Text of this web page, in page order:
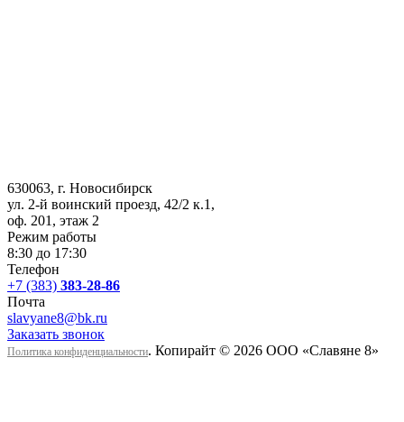
630063, г. Новосибирск
ул. 2-й воинский проезд, 42/2 к.1 ,
оф. 201, этаж 2
Режим работы
8:30 до 17:30
Телефон
+7 (383) 383-28-86
Почта
slavyane8@bk.ru
Заказать звонок
Политика конфиденциальности. Копирайт © 2026 ООО «Cлавяне 8»